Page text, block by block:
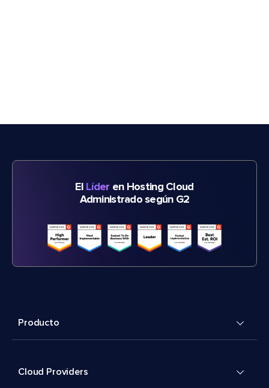
El Líder en Hosting Cloud
Administrado según G2
Producto
Cloud Providers